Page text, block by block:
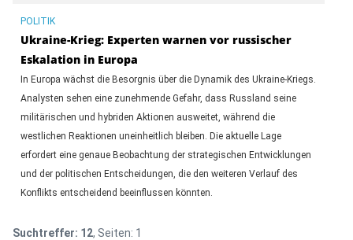
POLITIK
Ukraine-Krieg: Experten warnen vor russischer
Eskalation in Europa
In Europa wächst die Besorgnis über die Dynamik des Ukraine-Kriegs.
Analysten sehen eine zunehmende Gefahr, dass Russland seine
militärischen und hybriden Aktionen ausweitet, während die
westlichen Reaktionen uneinheitlich bleiben. Die aktuelle Lage
erfordert eine genaue Beobachtung der strategischen Entwicklungen
und der politischen Entscheidungen, die den weiteren Verlauf des
Konflikts entscheidend beeinflussen könnten.
Suchtreffer: 12, Seiten: 1